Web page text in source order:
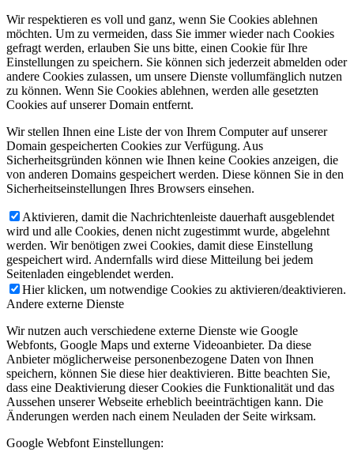
Wir respektieren es voll und ganz, wenn Sie Cookies ablehnen
möchten. Um zu vermeiden, dass Sie immer wieder nach Cookies
gefragt werden, erlauben Sie uns bitte, einen Cookie für Ihre
Einstellungen zu speichern. Sie können sich jederzeit abmelden oder
andere Cookies zulassen, um unsere Dienste vollumfänglich nutzen
zu können. Wenn Sie Cookies ablehnen, werden alle gesetzten
Cookies auf unserer Domain entfernt.
Wir stellen Ihnen eine Liste der von Ihrem Computer auf unserer
Domain gespeicherten Cookies zur Verfügung. Aus
Sicherheitsgründen können wie Ihnen keine Cookies anzeigen, die
von anderen Domains gespeichert werden. Diese können Sie in den
Sicherheitseinstellungen Ihres Browsers einsehen.
Aktivieren, damit die Nachrichtenleiste dauerhaft ausgeblendet
wird und alle Cookies, denen nicht zugestimmt wurde, abgelehnt
werden. Wir benötigen zwei Cookies, damit diese Einstellung
gespeichert wird. Andernfalls wird diese Mitteilung bei jedem
Seitenladen eingeblendet werden.
Hier klicken, um notwendige Cookies zu aktivieren/deaktivieren.
Andere externe Dienste
Wir nutzen auch verschiedene externe Dienste wie Google
Webfonts, Google Maps und externe Videoanbieter. Da diese
Anbieter möglicherweise personenbezogene Daten von Ihnen
speichern, können Sie diese hier deaktivieren. Bitte beachten Sie,
dass eine Deaktivierung dieser Cookies die Funktionalität und das
Aussehen unserer Webseite erheblich beeinträchtigen kann. Die
Änderungen werden nach einem Neuladen der Seite wirksam.
Google Webfont Einstellungen: